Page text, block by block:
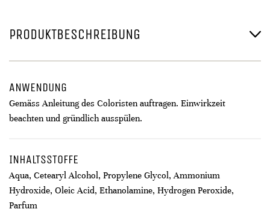
PRODUKTBESCHREIBUNG
ANWENDUNG
Gemäss Anleitung des Coloristen auftragen. Einwirkzeit
beachten und gründlich ausspülen.
INHALTSSTOFFE
Aqua, Cetearyl Alcohol, Propylene Glycol, Ammonium
Hydroxide, Oleic Acid, Ethanolamine, Hydrogen Peroxide,
Parfum